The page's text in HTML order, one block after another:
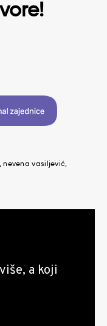
!
nevena vasiljević
a koji